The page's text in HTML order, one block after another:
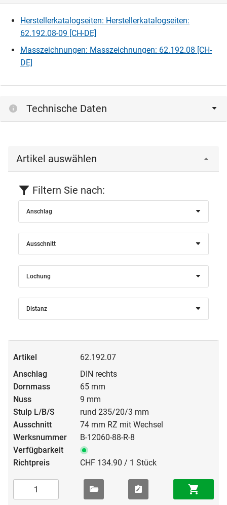
herunterladen zu können.
Herstellerkatalogseiten: Herstellerkatalogseiten:
62.192.08-09 [CH-DE]
Masszeichnungen: Masszeichnungen: 62.192.08 [CH-
DE]
Technische Daten
Artikel auswählen
Filtern Sie nach:
Anschlag
Ausschnitt
Lochung
Distanz
62.192.07
DIN rechts
65 mm
9 mm
rund 235/20/3 mm
74 mm RZ mit Wechsel
B-12060-88-R-8
CHF 134.90 / 1 Stück